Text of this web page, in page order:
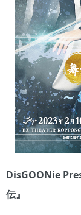
DisGOONie
伝』